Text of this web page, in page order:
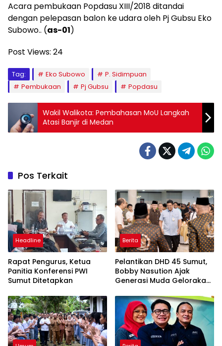
Acara pembukaan Popdasu XIII/2018 ditandai
dengan pelepasan balon ke udara oleh Pj Gubsu Eko
Subowo.. (as-01)
Post Views: 24
Tag: Eko Subowo
P. Sidimpuan
Pembukaan
Pj Gubsu Popdasu
Wakil Walikota: Pembahasan MoU Langkah
Atasi Banjir di Medan
Pos Terkait
Headline
Rapat Pengurus, Ketua
Panitia Konferensi PWI
Sumut Ditetapkan
Berita
Pelantikan DHD 45 Sumut,
Bobby Nasution Ajak
Generasi Muda Gelorakan